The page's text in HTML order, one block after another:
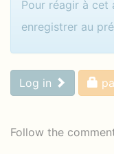
Pour réagir à cet
enregistrer au
Log in
Follow the